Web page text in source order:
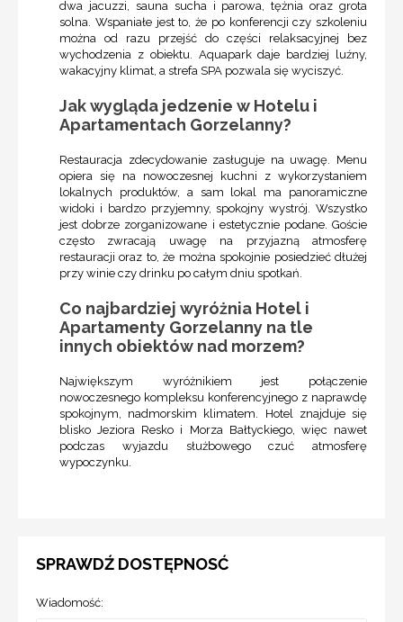
dwa jacuzzi, sauna sucha i parowa, tężnia oraz grota
solna. Wspaniałe jest to, że po konferencji czy szkoleniu
można od razu przejść do części relaksacyjnej bez
wychodzenia z obiektu. Aquapark daje bardziej luźny,
wakacyjny klimat, a strefa SPA pozwala się wyciszyć.
Jak wygląda jedzenie w Hotelu i
Apartamentach Gorzelanny?
Restauracja zdecydowanie zasługuje na uwagę. Menu
opiera się na nowoczesnej kuchni z wykorzystaniem
lokalnych produktów, a sam lokal ma panoramiczne
widoki i bardzo przyjemny, spokojny wystrój. Wszystko
jest dobrze zorganizowane i estetycznie podane. Goście
często zwracają uwagę na przyjazną atmosferę
restauracji oraz to, że można spokojnie posiedzieć dłużej
przy winie czy drinku po całym dniu spotkań.
Co najbardziej wyróżnia Hotel i
Apartamenty Gorzelanny na tle
innych obiektów nad morzem?
Największym wyróżnikiem jest połączenie
nowoczesnego kompleksu konferencyjnego z naprawdę
spokojnym, nadmorskim klimatem. Hotel znajduje się
blisko Jeziora Resko i Morza Bałtyckiego, więc nawet
podczas wyjazdu służbowego czuć atmosferę
wypoczynku.
SPRAWDŹ DOSTĘPNOSĆ
Wiadomość: